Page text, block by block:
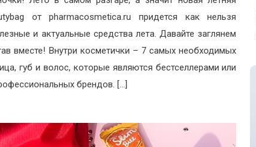
от pharmacosmetica.ru придется как нельзя
и актуальные средства лета. Давайте заглянем
вместе! Внутри косметички – 7 самых необходимых
губ и волос, которые являются бестселлерами или
брендов. […]